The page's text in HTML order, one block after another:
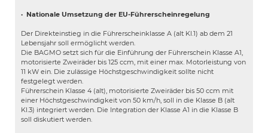
· Nationale Umsetzung der EU-Führerscheinregelung
Der Direkteinstieg in die Führerscheinklasse A (alt Kl.1) ab dem 21
Lebensjahr soll ermöglicht werden.
Die BAGMO setzt sich für die Einführung der Führerschein Klasse A1,
motorisierte Zweiräder bis 125 ccm, mit einer max. Motorleistung von
11 kW ein. Die zulässige Höchstgeschwindigkeit sollte nicht
festgelegt werden.
Führerschein Klasse 4 (alt), motorisierte Zweiräder bis 50 ccm mit
einer Höchstgeschwindigkeit von 50 km/h, soll in die Klasse B (alt
Kl.3) integriert werden. Die Integration der Klasse A1 in die Klasse B
soll diskutiert werden.